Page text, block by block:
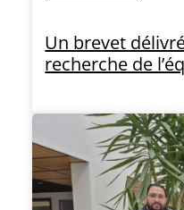
Un brevet
recherche de